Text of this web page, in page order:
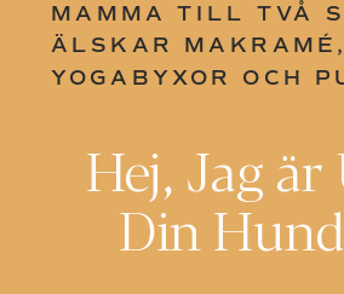
MAMMA TILL TVÅ
ÄLSKAR MAKRAMÉ,
YOGABYXOR OCH
Hej, Jag
Din